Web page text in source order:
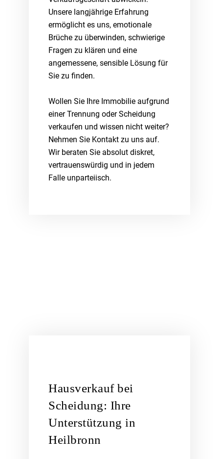
Unsere langjährige Erfahrung
ermöglicht es uns, emotionale
Brüche zu überwinden, schwierige
Fragen zu klären und eine
angemessene, sensible Lösung für
Sie zu finden.
Wollen Sie Ihre Immobilie aufgrund
einer Trennung oder Scheidung
verkaufen und wissen nicht weiter?
Nehmen Sie Kontakt zu uns auf.
Wir beraten Sie absolut diskret,
vertrauenswürdig und in jedem
Falle unparteiisch.
Hausverkauf bei
Scheidung: Ihre
Unterstützung in
Heilbronn